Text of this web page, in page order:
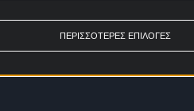
ΠΕΡΙΣΣΟΤΕΡΕΣ ΕΠΙΛΟΓΕΣ